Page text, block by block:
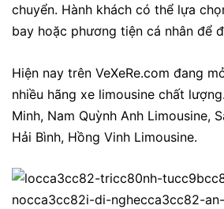
chuyển. Hành khách có thể lựa
bay hoặc phương tiện cá nhân để
Hiện nay trên VeXeRe.com đang
nhiều hãng xe limousine chất
Minh, Nam Quỳnh Anh Limousine,
Hải Bình, Hồng Vinh Limousine.